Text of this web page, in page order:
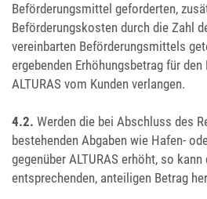
Beförderungsmittel geforderten,
Beförderungskosten durch die Zahl
vereinbarten Beförderungsmittels
ergebenden Erhöhungsbetrag für den
ALTURAS vom Kunden verlangen.
4.2. Werden die bei Abschluss des
bestehenden Abgaben wie Hafen-
gegenüber ALTURAS erhöht, so
entsprechenden, anteiligen Betrag